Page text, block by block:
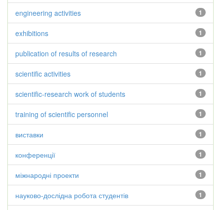
1
engineering activities
1
exhibitions
1
publication of results of research
1
scientific activities
1
scientific-research work of students
1
training of scientific personnel
1
виставки
1
конференції
1
міжнародні проекти
1
науково-дослідна робота студентів